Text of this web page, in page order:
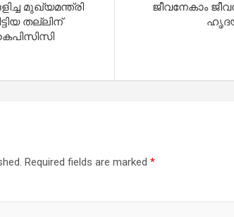
മുഖ്യമന്ത്രി
തല്ലിന്
ജീവനേകാം
Required fields are marked *